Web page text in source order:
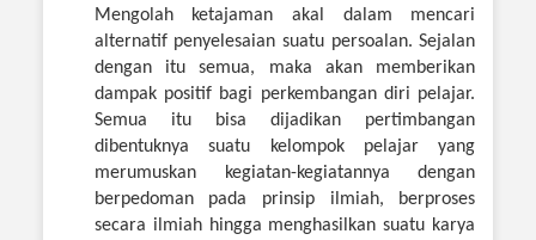
Mengolah ketajaman akal dalam mencari
alternatif penyelesaian suatu persoalan. Sejalan
dengan itu semua, maka akan memberikan
dampak positif bagi perkembangan diri pelajar.
Semua itu bisa dijadikan pertimbangan
dibentuknya suatu kelompok pelajar yang
merumuskan kegiatan-kegiatannya dengan
berpedoman pada prinsip ilmiah, berproses
secara ilmiah hingga menghasilkan suatu karya